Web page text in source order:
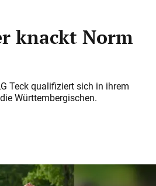
knackt Norm
Teck qualifiziert sich in ihrem
Württembergischen.